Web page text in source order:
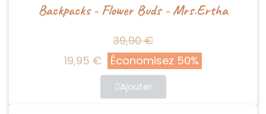
Backpacks - Flower Buds - Mrs.Ertha
39,90 €
19,95 €
Économisez 50%
Ajouter